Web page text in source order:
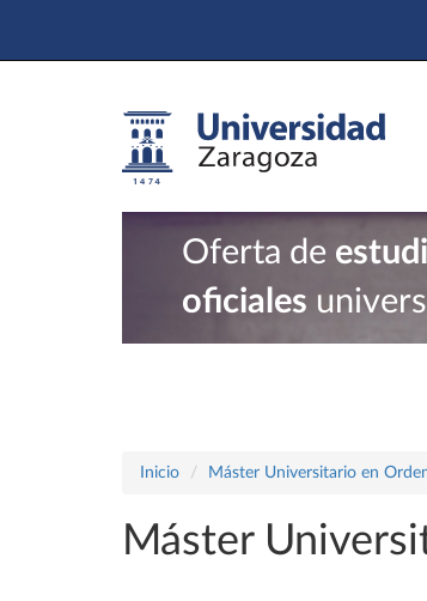
Oferta de
oficiales
Inicio Máster Universitario en
Máster